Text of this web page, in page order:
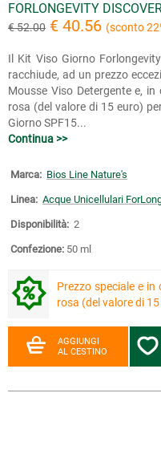
FORLONGEVITY
€ 52.00 € 40.56 (sconto
Il Kit Viso Giorno
racchiude, ad un prezzo
Mousse Viso Detergente e,
rosa (del valore di 15 euro)
Giorno SPF15...
Continua >>
Marca: Bios Line Nature's
Linea: Acque Unicellulari
Disponibilità: 2
Confezione: 50 ml
Prezzo speciale e
rosa (del valore di
AGGIUNGI
AL CESTINO